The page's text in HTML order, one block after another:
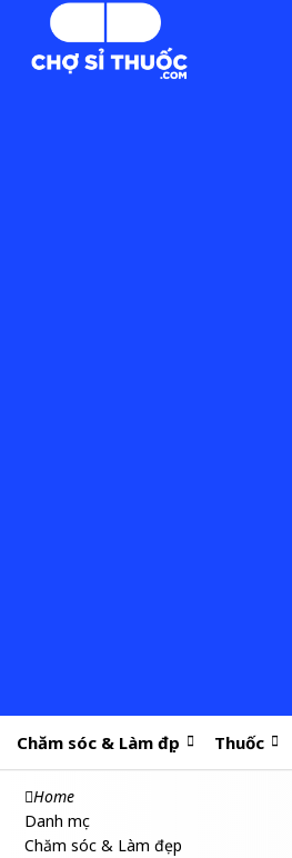
Chăm sóc & Làm đẹp Thuốc
Home
Danh mục
Chăm sóc & Làm đẹp